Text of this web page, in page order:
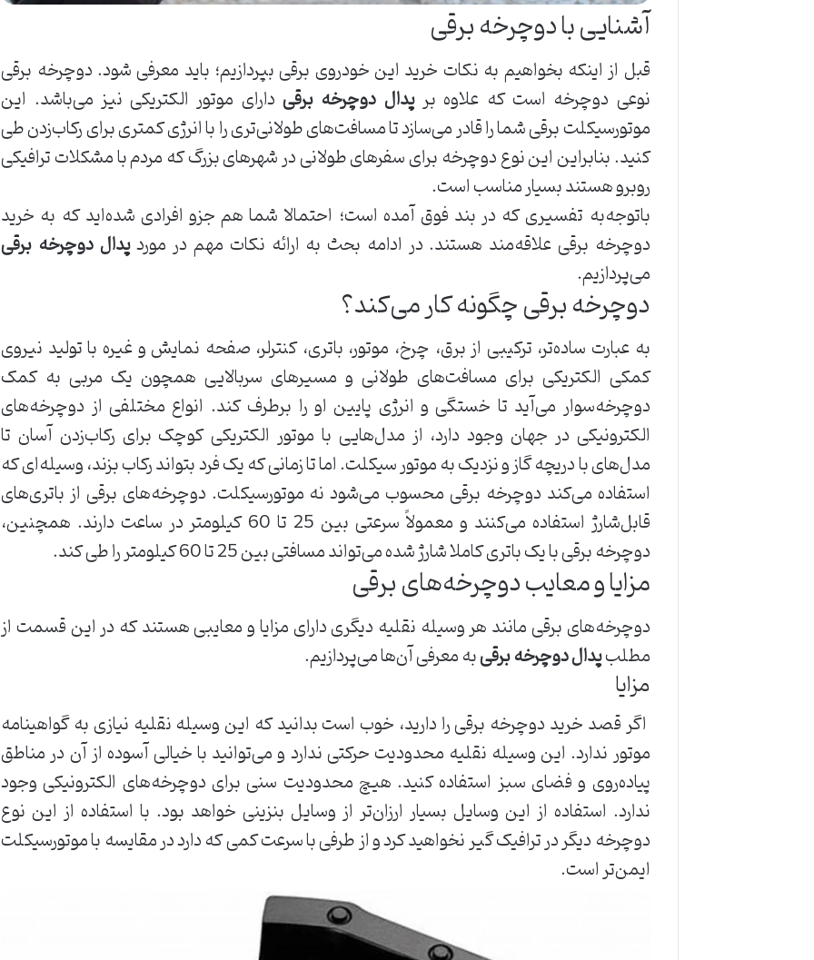
آشنایی با دوچرخه برقی
قبل از اینکه بخواهیم به نکات خرید این خودروی برقی بپردازیم؛ باید معرفی شود. دوچرخه برقی
نوعی دوچرخه است که علاوه برپدال دوچرخه برقی دارای موتور الکتریکی نیز می‌باشد. این
موتورسیکلت برقی شما را قادر می‌سازد تا مسافت‌های طولانی‌تری را با انرژی کمتری برای رکاب‌زدن طی
کنید. بنابراین این نوع دوچرخه برای سفرهای طولانی در شهرهای بزرگ که مردم با مشکلات ترافیکی
روبرو هستند بسیار مناسب است.
باتوجه‌به تفسیری که در بند فوق آمده است؛ احتمالا شما هم جزو افرادی شده‌اید که به خرید
دوچرخه برقی علاقه‌مند هستند. در ادامه بحث به ارائه نکات مهم در موردپدال دوچرخه برقی
می‌پردازیم.
دوچرخه برقی چگونه کار می‌کند؟
به عبارت ساده‌تر، ترکیبی از برق، چرخ، موتور، باتری، کنترلر، صفحه نمایش و غیره با تولید نیروی
کمکی الکتریکی برای مسافت‌های طولانی و مسیرهای سربالایی همچون یک مربی به کمک
دوچرخه‌سوار می‌آید تا خستگی و انرژی پایین او را برطرف کند. انواع مختلفی از دوچرخه‌های
الکترونیکی در جهان وجود دارد، از مدل‌هایی با موتور الکتریکی کوچک برای رکاب‌زدن آسان تا
مدل‌های با دریچه گاز و نزدیک به موتور سیکلت. اما تا زمانی که یک فرد بتواند رکاب بزند، وسیله‌ای که
استفاده می‌کند دوچرخه برقی محسوب می‌شود نه موتورسیکلت. دوچرخه‌های برقی از باتری‌های
قابل‌شارژ استفاده می‌کنند و معمولاً سرعتی بین 25 تا 60 کیلومتر در ساعت دارند. همچنین،
دوچرخه برقی با یک باتری کاملا شارژ شده می‌تواند مسافتی بین 25 تا 60 کیلومتر را طی کند.
مزایا و معایب دوچرخه‌های برقی
دوچرخه‌های برقی مانند هر وسیله نقلیه دیگری دارای مزایا و معایبی هستند که در این قسمت از
مطلبپدال دوچرخه برقیبه معرفی آن‌ها می‌پردازیم.
مزایا
اگر قصد خرید دوچرخه برقی را دارید، خوب است بدانید که این وسیله نقلیه نیازی به گواهینامه
موتور ندارد. این وسیله نقلیه محدودیت حرکتی ندارد و می‌توانید با خیالی آسوده از آن در مناطق
پیاده‌روی و فضای سبز استفاده کنید. هیچ محدودیت سنی برای دوچرخه‌های الکترونیکی وجود
ندارد. استفاده از این وسایل بسیار ارزان‌تر از وسایل بنزینی خواهد بود. با استفاده از این نوع
دوچرخه دیگر در ترافیک گیر نخواهید کرد و از طرفی با سرعت کمی که دارد در مقایسه با موتورسیکلت
ایمن‌تر است.